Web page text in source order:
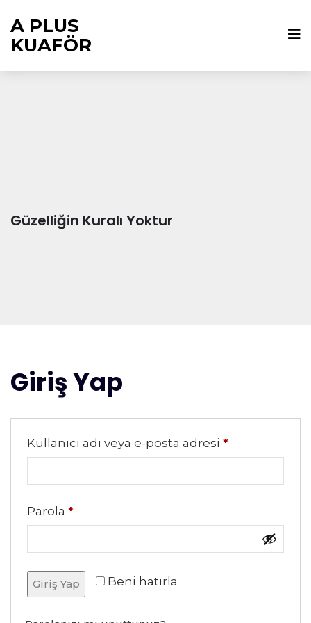
A PLUS
KUAFÖR
Güzelliğin Kuralı Yoktur
Giriş Yap
Kullanıcı adı veya e-posta adresi *
Parola *
Beni hatırla
Giriş Yap